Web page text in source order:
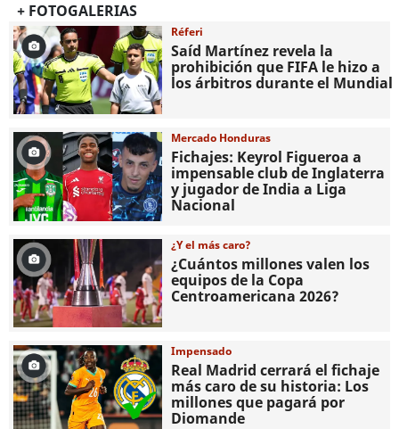
+ FOTOGALERIAS
Réferi
Saíd Martínez revela la
prohibición que FIFA le hizo a
los árbitros durante el Mundial
Mercado Honduras
Fichajes: Keyrol Figueroa a
impensable club de Inglaterra
y jugador de India a Liga
Nacional
¿Y el más caro?
¿Cuántos millones valen los
equipos de la Copa
Centroamericana 2026?
Impensado
Real Madrid cerrará el fichaje
más caro de su historia: Los
millones que pagará por
Diomande